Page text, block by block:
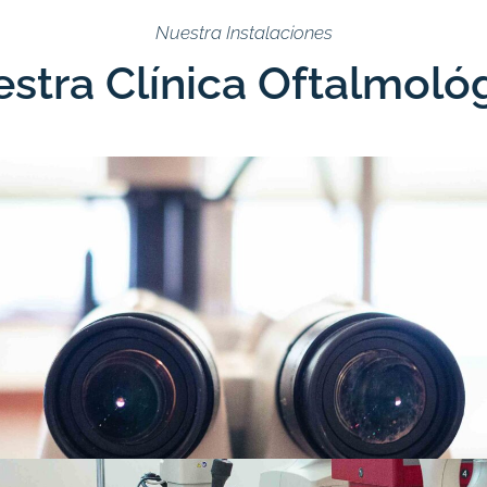
Nuestra Instalaciones
Clínica